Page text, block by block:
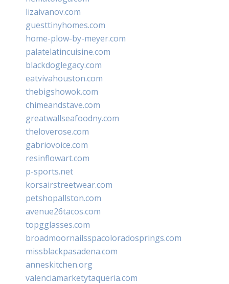
lizaivanov.com
guesttinyhomes.com
home-plow-by-meyer.com
palatelatincuisine.com
blackdoglegacy.com
eatvivahouston.com
thebigshowok.com
chimeandstave.com
greatwallseafoodny.com
theloverose.com
gabriovoice.com
resinflowart.com
p-sports.net
korsairstreetwear.com
petshopallston.com
avenue26tacos.com
topgglasses.com
broadmoornailsspacoloradosprings.com
missblackpasadena.com
anneskitchen.org
valenciamarketytaqueria.com